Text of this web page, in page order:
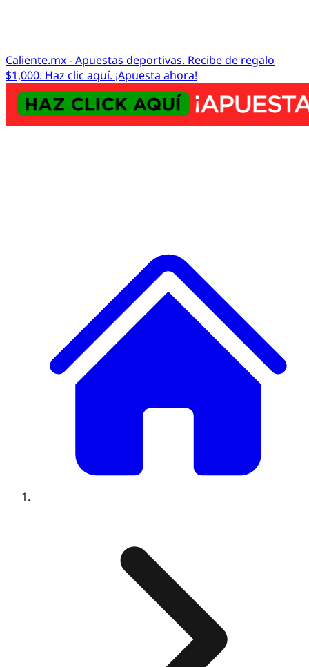
Caliente.mx - Apuestas deportivas. Recibe de regalo
$1,000. Haz clic aquí. ¡Apuesta ahora!